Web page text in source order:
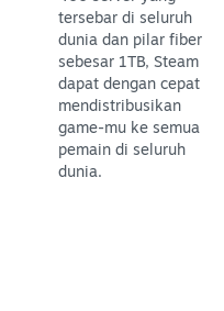
tersebar di seluruh
dunia dan pilar fiber
sebesar 1TB, Steam
dapat dengan cepat
mendistribusikan
game-mu ke semua
pemain di seluruh
dunia.